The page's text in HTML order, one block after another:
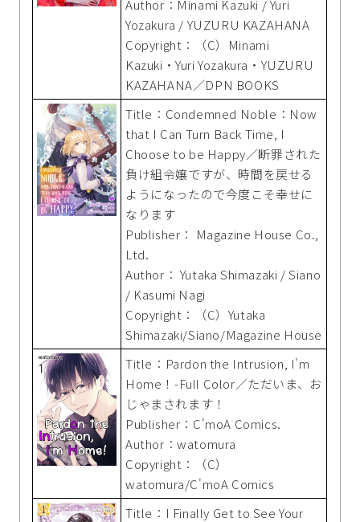
Author：Minami Kazuki / Yuri
Yozakura / YUZURU KAZAHANA
Copyright：（C）Minami
Kazuki・Yuri Yozakura・YUZURU
KAZAHANA／DPN BOOKS
Title：Condemned Noble：Now
that I Can Turn Back Time, I
Choose to be Happy／断罪された
負け組令嬢ですが、時間を戻せる
ようになったので今度こそ幸せに
なります
Publisher： Magazine House Co.,
Ltd.
Author： Yutaka Shimazaki / Siano
/ Kasumi Nagi
Copyright：（C）Yutaka
Shimazaki/Siano/Magazine House
Title：Pardon the Intrusion, I'm
Home！-Full Color／ただいま、お
じゃまされます！
Publisher：C'moA Comics.
Author：watomura
Copyright：（C）
watomura/C'moA Comics
Title：I Finally Get to See Your